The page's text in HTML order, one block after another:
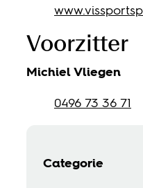
Website
Voorzitter
MichielVliegen
0496 73 36 71
Categorie